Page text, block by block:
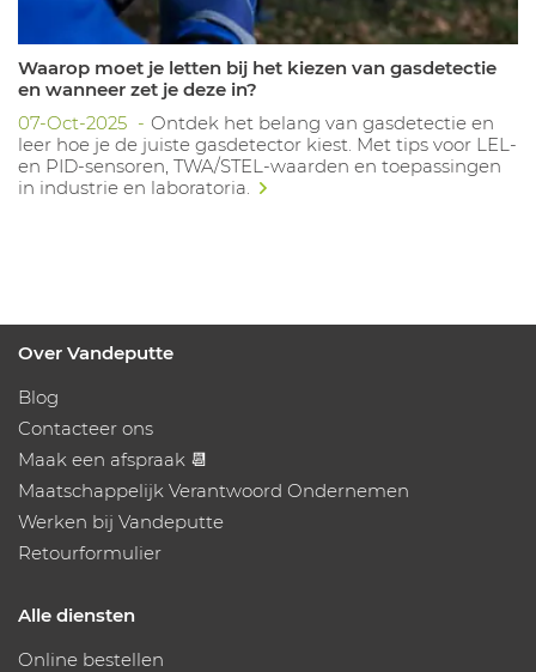
Waarop moet je letten bij het kiezen van gasdetectie
en wanneer zet je deze in?
07-Oct-2025
Ontdek het belang van gasdetectie en
leer hoe je de juiste gasdetector kiest. Met tips voor LEL-
en PID-sensoren, TWA/STEL-waarden en toepassingen
in industrie en laboratoria.
Over Vandeputte
Blog
Contacteer ons
Maak een afspraak 📆
Maatschappelijk Verantwoord Ondernemen
Werken bij Vandeputte
Retourformulier
Alle diensten
Online bestellen